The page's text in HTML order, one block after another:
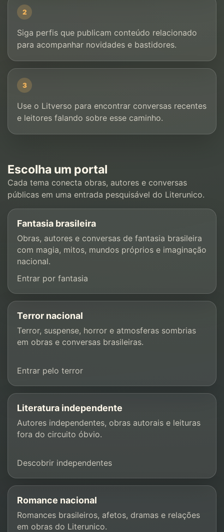
2
Siga perfis que publicam conteúdo relacionado
para acompanhar novidades e bastidores.
3
Use o Litverso para encontrar conversas recentes
e leitores falando sobre esse caminho.
Escolha um portal
Cada tema conecta obras, autores e conversas
públicas em uma entrada pesquisável do Literunico.
Fantasia brasileira
Obras, autores e conversas de fantasia brasileira
com magia, mitos, mundos próprios e imaginação
nacional.
Entrar por fantasia
Terror nacional
Terror, suspense, horror e atmosferas sombrias
em obras e conversas brasileiras.
Entrar pelo terror
Literatura independente
Autores independentes, obras autorais e leituras
fora do circuito óbvio.
Descobrir independentes
Romance nacional
Romances brasileiros, afetos, dramas e relações
em obras do Literunico.